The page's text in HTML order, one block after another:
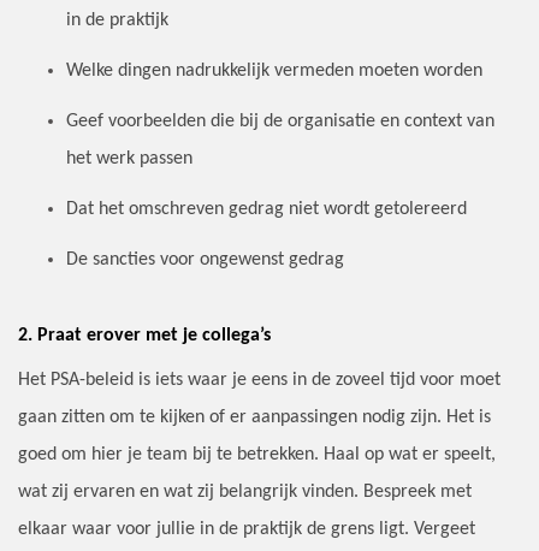
in de praktijk
Welke dingen nadrukkelijk vermeden moeten worden
Geef voorbeelden die bij de organisatie en context van
het werk passen
Dat het omschreven gedrag niet wordt getolereerd
De sancties voor ongewenst gedrag
2. Praat erover met je collega’s
Het PSA-beleid is iets waar je eens in de zoveel tijd voor moet
gaan zitten om te kijken of er aanpassingen nodig zijn. Het is
goed om hier je team bij te betrekken. Haal op wat er speelt,
wat zij ervaren en wat zij belangrijk vinden. Bespreek met
elkaar waar voor jullie in de praktijk de grens ligt. Vergeet